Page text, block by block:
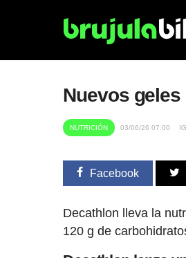
Nuevos
NUTRICIÓN 03/06/26 07:00
Facebook
Decathlon lleva la
120 g de